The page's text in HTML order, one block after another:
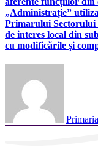
„Administrație”
Primarului Sectorului
de interes local din
cu modificările și